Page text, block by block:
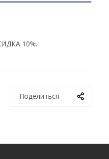
10%.
Поделиться